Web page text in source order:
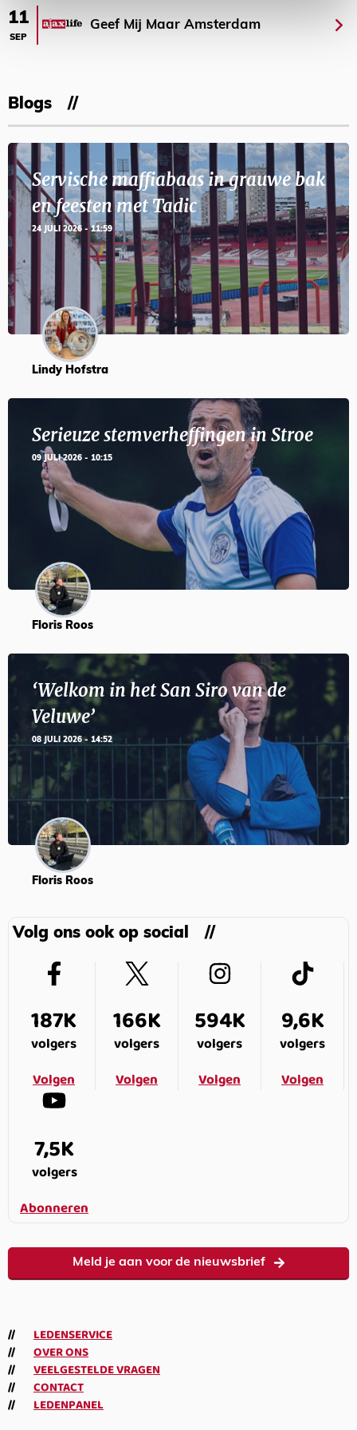
11
SEP
Geef Mij Maar Amsterdam
Blogs
Servische maffiabaas in grauwe bak
en feesten met Tadic
24 JULI 2026 - 11:59
Lindy Hofstra
Serieuze stemverheffingen in Stroe
09 JULI 2026 - 10:15
Floris Roos
‘Welkom in het San Siro van de
Veluwe’
08 JULI 2026 - 14:52
Floris Roos
Volg ons ook op social
187K
volgers
Volgen
166K
volgers
Volgen
594K
volgers
Volgen
9,6K
volgers
Volgen
7,5K
volgers
Abonneren
Meld je aan voor de nieuwsbrief
LEDENSERVICE
OVER ONS
VEELGESTELDE VRAGEN
CONTACT
LEDENPANEL